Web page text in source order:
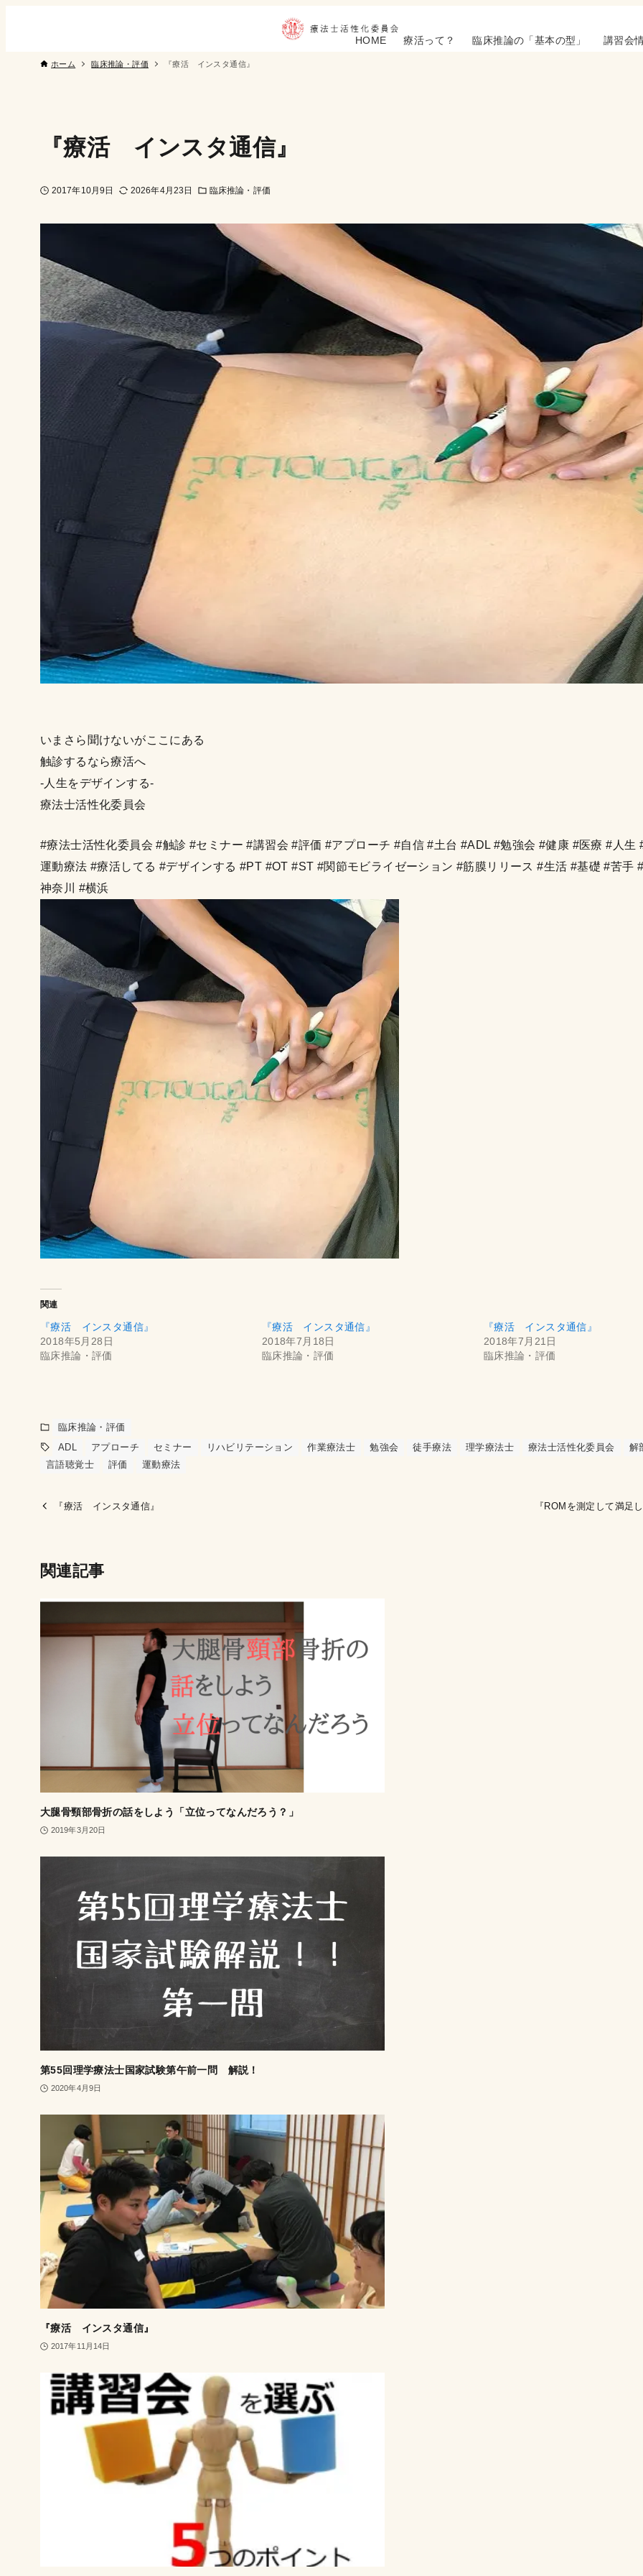
HOME 療活って？ 臨床推論の「基本の型」 講習会
ホーム 臨床推論・評価 『療活 インスタ通信』
『療活 インスタ通信』
2017年10月9日 2026年4月23日 臨床推論・評価
いまさら聞けないがここにある
触診するなら療活へ
-人生をデザインする-
療法士活性化委員会
#療法士活性化委員会 #触診 #セミナー #講習会 #評価 #アプローチ #自信 #土台 #ADL #勉強会 #健康 #医療 #人生
運動療法 #療活してる #デザインする #PT #OT #ST #関節モビライゼーション #筋膜リリース #生活 #基礎 #苦手
神奈川 #横浜
関連
『療活 インスタ通信』
2018年5月28日
臨床推論・評価
『療活 インスタ通信』
2018年7月18日
臨床推論・評価
『療活 インスタ通信』
2018年7月21日
臨床推論・評価
臨床推論・評価
ADL
アプローチ セミナー リハビリテーション 作業療法士 勉強会 徒手療法 理学療法士 療法士活性化委員会 解
言語聴覚士
評価 運動療法
『療活 インスタ通信』 『ROMを測定して満足
関連記事
大腿骨頸部骨折の話をしよう「立位ってなんだろう？」
2019年3月20日
第55回理学療法士国家試験第午前一問 解説！
2020年4月9日
『療活 インスタ通信』
2017年11月14日